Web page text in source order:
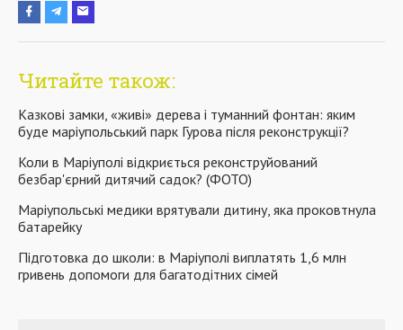
Читайте також:
Казкові замки, «живі» дерева і туманний фонтан: яким
буде маріупольський парк Гурова після реконструкції?
Коли в Маріуполі відкриється реконструйований
безбар'єрний дитячий садок? (ФОТО)
Маріупольські медики врятували дитину, яка проковтнула
батарейку
Підготовка до школи: в Маріуполі виплатять 1,6 млн
гривень допомоги для багатодітних сімей